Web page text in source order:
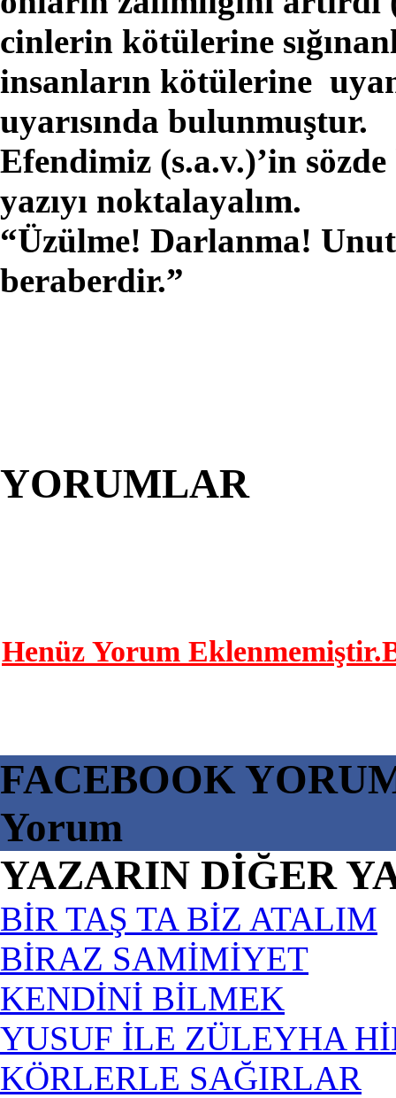
cinlerin kötülerine
insanların kötülerine
uyarısında bulunmuştur.
Efendimiz (s.a.v.)’in
yazıyı noktalayalım.
“Üzülme! Darlanma!
beraberdir.”
YORUMLAR
Henüz Yorum
FACEBOOK
Yorum
YAZARIN DİĞER
BİR TAŞ TA BİZ ATALIM
BİRAZ SAMİMİYET
KENDİNİ BİLMEK
YUSUF İLE ZÜLEYHA
KÖRLERLE SAĞIRLAR